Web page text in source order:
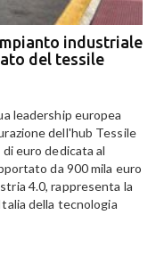
industriale
del tessile
leadership europea
dell'hub Tessile
euro dedicata al
da 900 mila euro
4.0, rappresenta la
della tecnologia